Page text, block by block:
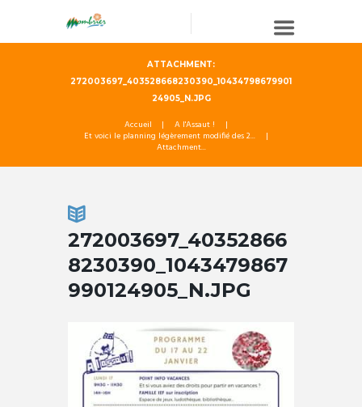
ATTACHMENT:
272003697_403528668230390_10434798679901
24905_N.JPG
Accueil
A l'Assaut !
Et voici le planning légèrement modifié des 2...
Attachment...
272003697_40352866
8230390_1043479867
990124905_N.JPG